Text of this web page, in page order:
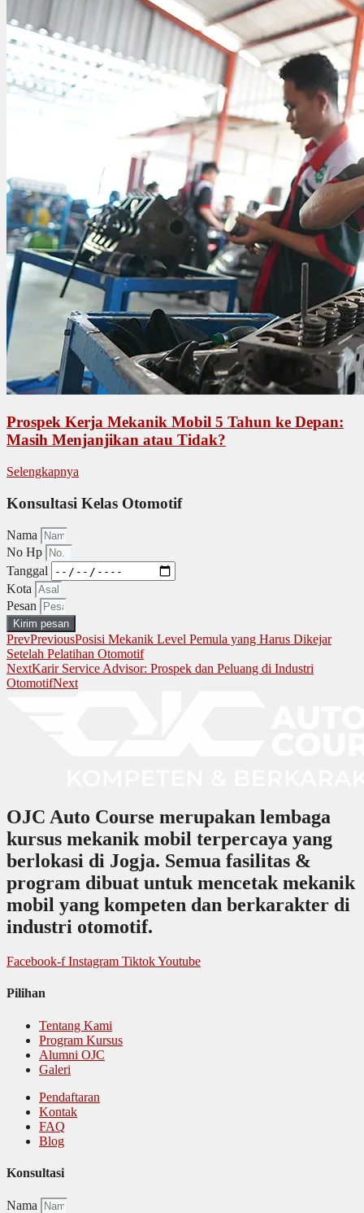
Prospek Kerja Mekanik Mobil 5 Tahun ke Depan:
Masih Menjanjikan atau Tidak?
Selengkapnya
Konsultasi Kelas Otomotif
Nama
No Hp
Tanggal
Kota
Pesan
Kirim pesan
PrevPreviousPosisi Mekanik Level Pemula yang Harus Dikejar
Setelah Pelatihan Otomotif
NextKarir Service Advisor: Prospek dan Peluang di Industri
OtomotifNext
OJC Auto Course merupakan lembaga
kursus mekanik mobil terpercaya yang
berlokasi di Jogja. Semua fasilitas &
program dibuat untuk mencetak mekanik
mobil yang kompeten dan berkarakter di
industri otomotif.
Facebook-f Instagram TiktokYoutube
Pilihan
Tentang Kami
Program Kursus
Alumni OJC
Galeri
Pendaftaran
Kontak
FAQ
Blog
Konsultasi
Nama